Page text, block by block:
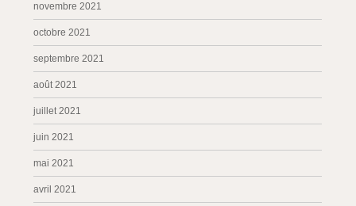
novembre 2021
octobre 2021
septembre 2021
août 2021
juillet 2021
juin 2021
mai 2021
avril 2021